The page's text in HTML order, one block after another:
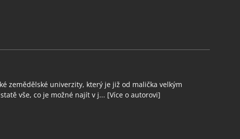
zemědělské univerzity, který je již od malička velkým
vše, co je možné najít v j... [Více o autorovi]